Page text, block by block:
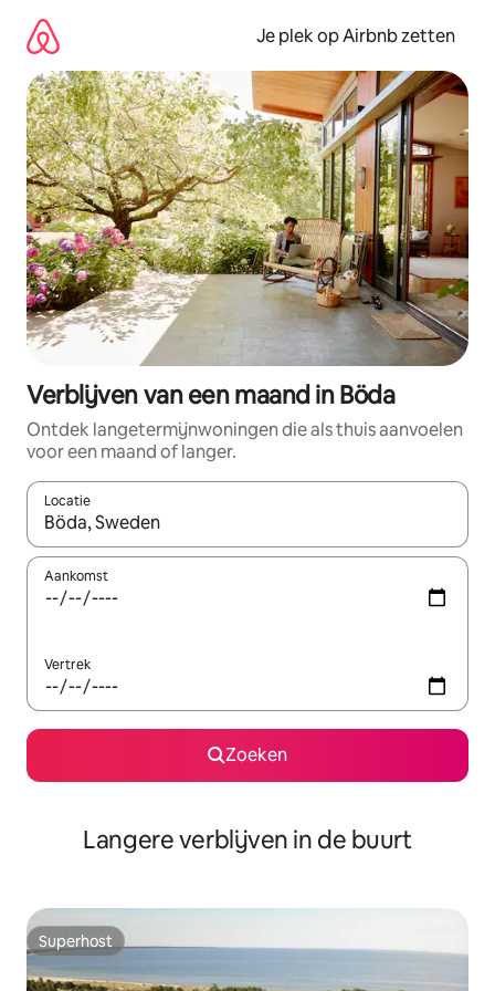
direct
naar
inhoud
Je plek op Airbnb zetten
Verblijven van een maand in Böda
Ontdek langetermijnwoningen die als thuis aanvoelen
voor een maand of langer.
Locatie
Wanneer er resultaten beschikbaar zijn, maak je een keuze
Aankomst
Vertrek
Zoeken
Langere verblijven in de buurt
Superhost
Superhost